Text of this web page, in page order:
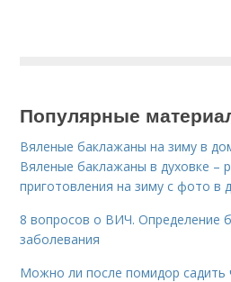
Популярные
Вяленые баклажаны на зиму в
Вяленые баклажаны в духовке –
приготовления на зиму с фото в
8 вопросов о ВИЧ. Определение
заболевания
Можно ли после помидор садить